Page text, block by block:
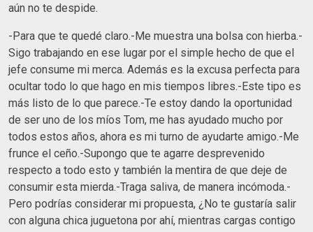
aún no te despide.
-Para que te quedé claro.-Me muestra una bolsa con hierba.-
Sigo trabajando en ese lugar por el simple hecho de que el
jefe consume mi merca. Además es la excusa perfecta para
ocultar todo lo que hago en mis tiempos libres.-Este tipo es
más listo de lo que parece.-Te estoy dando la oportunidad
de ser uno de los míos Tom, me has ayudado mucho por
todos estos años, ahora es mi turno de ayudarte amigo.-Me
frunce el ceño.-Supongo que te agarre desprevenido
respecto a todo esto y también la mentira de que deje de
consumir esta mierda.-Traga saliva, de manera incómoda.-
Pero podrías considerar mi propuesta, ¿No te gustaría salir
con alguna chica juguetona por ahí, mientras cargas contigo